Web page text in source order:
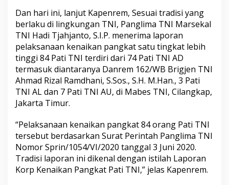
Dan hari ini, lanjut Kapenrem, Sesuai tradisi yang
berlaku di lingkungan TNI, Panglima TNI Marsekal
TNI Hadi Tjahjanto, S.I.P. menerima laporan
pelaksanaan kenaikan pangkat satu tingkat lebih
tinggi 84 Pati TNI terdiri dari 74 Pati TNI AD
termasuk diantaranya Danrem 162/WB Brigjen TNI
Ahmad Rizal Ramdhani, S.Sos., S.H. M.Han., 3 Pati
TNI AL dan 7 Pati TNI AU, di Mabes TNI, Cilangkap,
Jakarta Timur.
“Pelaksanaan kenaikan pangkat 84 orang Pati TNI
tersebut berdasarkan Surat Perintah Panglima TNI
Nomor Sprin/1054/VI/2020 tanggal 3 Juni 2020.
Tradisi laporan ini dikenal dengan istilah Laporan
Korp Kenaikan Pangkat Pati TNI,” jelas Kapenrem.